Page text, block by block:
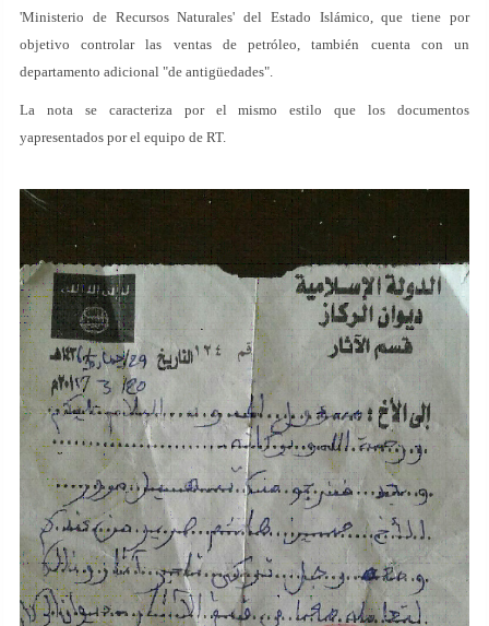
'Ministerio de Recursos Naturales' del Estado Islámico, que tiene por
objetivo controlar las ventas de petróleo, también cuenta con un
departamento adicional "de antigüedades".
La nota se caracteriza por el mismo estilo que los documentos
yapresentados por el equipo de RT.